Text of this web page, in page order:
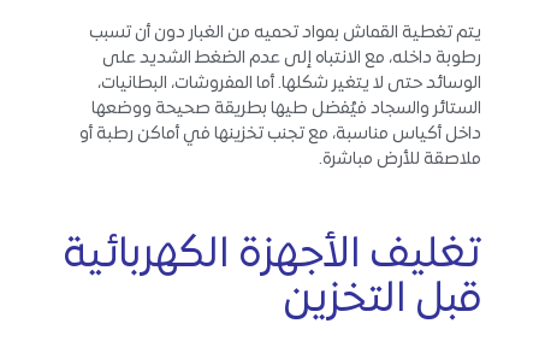
يتم تغطية القماش بمواد تحميه من الغبار دون أن تسبب
رطوبة داخله، مع الانتباه إلى عدم الضغط الشديد على
الوسائد حتى لا يتغير شكلها. أما المفروشات، البطانيات،
الستائر والسجاد فيُفضل طيها بطريقة صحيحة ووضعها
داخل أكياس مناسبة، مع تجنب تخزينها في أماكن رطبة أو
ملاصقة للأرض مباشرة.
تغليف الأجهزة الكهربائية
قبل التخزين